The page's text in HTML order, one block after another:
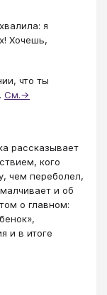
я
Хочешь,
что ты
См.→
рассказывает
кого
чем переболел,
и об
о главном:
и в итоге